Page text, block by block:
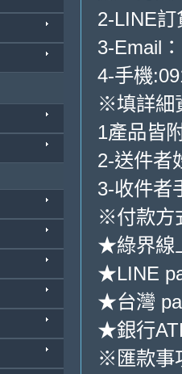
2-LINE
3-Email
4-手機
※填詳細
1產品皆
2-送件者
3-收件者
※付款方
★綠界線
★LINE
★台灣
★銀行
※匯款事